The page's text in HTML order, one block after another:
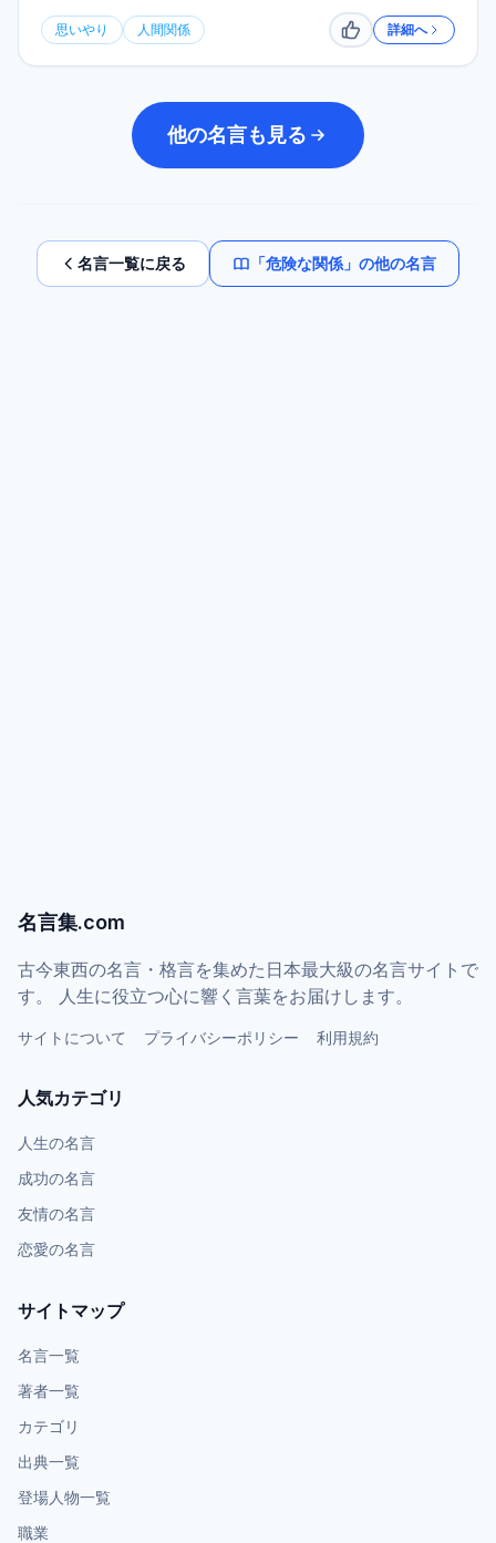
思いやり 人間関係 いいね詳細へ
他の名言も見る
名言一覧に戻る 「危険な関係 」の他の名言
名言集.com
古今東西の名言・格言を集めた日本最大級の名言サイトで
す。 人生に役立つ心に響く言葉をお届けします。
サイトについて プライバシーポリシー 利用規約
人気カテゴリ
人生の名言
成功の名言
友情の名言
恋愛の名言
サイトマップ
名言一覧
著者一覧
カテゴリ
出典一覧
登場人物一覧
職業